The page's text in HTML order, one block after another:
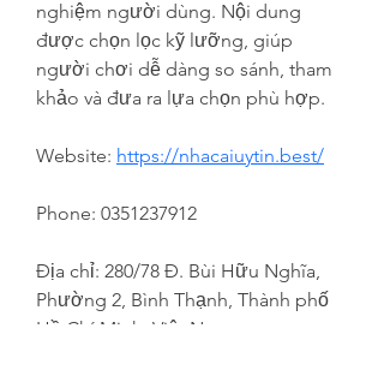
nghiệm người dùng. Nội dung
được chọn lọc kỹ lưỡng, giúp
người chơi dễ dàng so sánh, tham
khảo và đưa ra lựa chọn phù hợp.
Website: https://nhacaiuytin.best/
Phone: 0351237912
Địa chỉ: 280/78 Đ. Bùi Hữu Nghĩa,
Phường 2, Bình Thạnh, Thành phố
Hồ Chí Minh, Việt Nam